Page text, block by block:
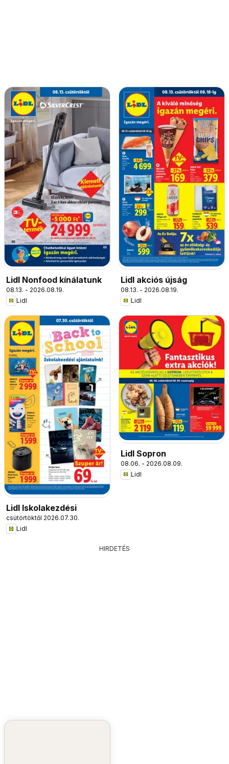
Lidl Nonfood kínálatunk
08.13. - 2026.08.19.
Lidl
Lidl akciós újság
08.13. - 2026.08.19.
Lidl
Lidl Iskolakezdési
csütörtöktől 2026.07.30.
Lidl
Lidl Sopron
08.06. - 2026.08.09.
Lidl
HIRDETÉS